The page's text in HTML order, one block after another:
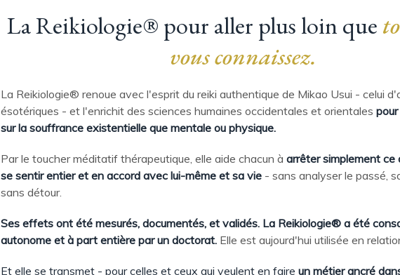
La Reikiologie® pour aller plus loin que
vous connaissez.
La Reikiologie® renoue avec l'esprit du reiki authentique de Mikao Usui - celui
ésotériques - et l'enrichit des sciences humaines occidentales et orientales
sur la souffrance existentielle que mentale ou physique.
Par le toucher méditatif thérapeutique, elle aide chacun à arrêter simplement ce
se sentir entier et en accord avec lui-même et sa vie- sans analyser le passé,
sans détour.
Ses effets ont été mesurés, documentés, et validés. La Reikiologie® a été
autonome et à part entière par un doctorat.Elle est aujourd'hui utilisée en
Et elle se transmet - pour celles et ceux qui veulent en faire un métier ancré